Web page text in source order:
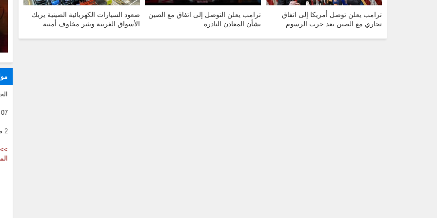
ترامب يعلن توصل أمريكا إلى اتفاق
تجاري مع الصين بعد حرب الرسوم
ترامب يعلن التوصل إلى اتفاق مع الصين
بشأن المعادن النادرة
صعود السيارات الكهربائية الصينية يربك
الأسواق الغربية ويثير مخاوف أمنية
07 08 2026
2 صفر 1446